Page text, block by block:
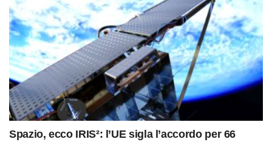
Spazio, ecco IRIS²: l’UE sigla l’accordo per 66